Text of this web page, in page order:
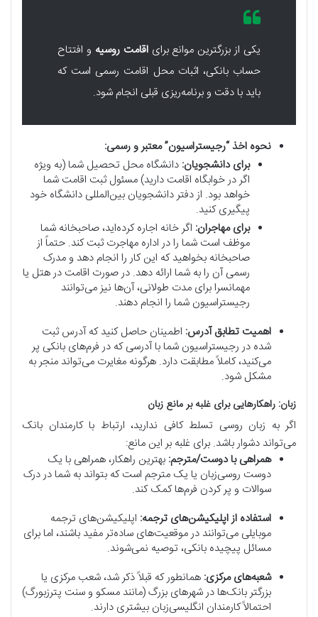
یکی از بزرگترین موانع برای اقامت روسیه و افتتاح
حساب بانکی، اثبات محل اقامت رسمی است که
باید با دقت و برنامه‌ریزی قبلی انجام شود.
نحوه اخذ “رجیستراسیون” معتبر و رسمی:
برای دانشجویان: دانشگاه محل تحصیل شما (به ویژه
اگر در خوابگاه اقامت دارید) مسئول ثبت اقامت شما
خواهد بود. از دفتر دانشجویان بین‌المللی دانشگاه خود
پیگیری کنید.
برای مهاجران: اگر خانه اجاره کرده‌اید، صاحبخانه شما
موظف است شما را در اداره مهاجرت ثبت کند. حتماً از
صاحبخانه بخواهید که این کار را انجام دهد و مدرک
رسمی آن را به شما ارائه دهد. در صورت اقامت در هتل یا
مهمانسرا برای مدت طولانی، آن‌ها نیز می‌توانند
رجیستراسیون شما را انجام دهند.
اهمیت تطابق آدرس: اطمینان حاصل کنید که آدرس ثبت
شده در رجیستراسیون شما با آدرسی که در فرم‌های بانکی پر
می‌کنید، کاملاً مطابقت دارد. هرگونه مغایرت می‌تواند منجر به
مشکل شود.
زبان: راهکارهایی برای غلبه بر مانع زبان
اگر به زبان روسی تسلط کافی ندارید، ارتباط با کارمندان بانک
می‌تواند دشوار باشد. برای غلبه بر این مانع:
همراهی با دوست/مترجم: بهترین راهکار، همراهی با یک
دوست روسی‌زبان یا یک مترجم است که بتواند به شما در درک
سوالات و پر کردن فرم‌ها کمک کند.
استفاده از اپلیکیشن‌های ترجمه: اپلیکیشن‌های ترجمه
موبایلی می‌توانند در موقعیت‌های ساده‌تر مفید باشند، اما برای
مسائل پیچیده بانکی، توصیه نمی‌شوند.
شعبه‌های مرکزی: همانطور که قبلاً ذکر شد، شعب مرکزی یا
بزرگتر بانک‌ها در شهرهای بزرگ (مانند مسکو و سنت پترزبورگ)
احتمالاً کارمندان انگلیسی‌زبان بیشتری دارند.